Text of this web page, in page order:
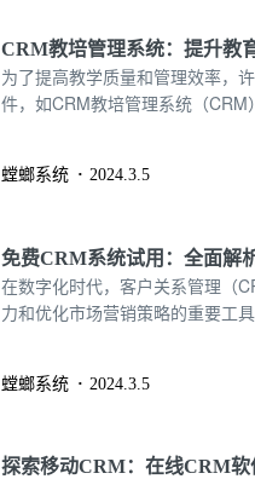
CRM教培管理系统：提升教
为了提高教学质量和管理效率，
件，如CRM教培管理系统（
螳螂系统 2024.3.5
免费CRM系统试用：全面解
在数字化时代，客户关系管理（
力和优化市场营销策略的重要工
螳螂系统 2024.3.5
探索移动CRM：在线CRM